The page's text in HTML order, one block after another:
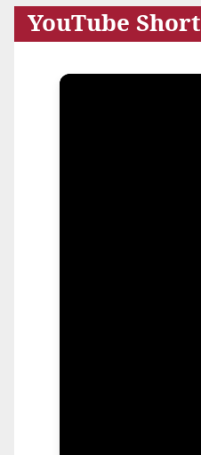
YouTube Short